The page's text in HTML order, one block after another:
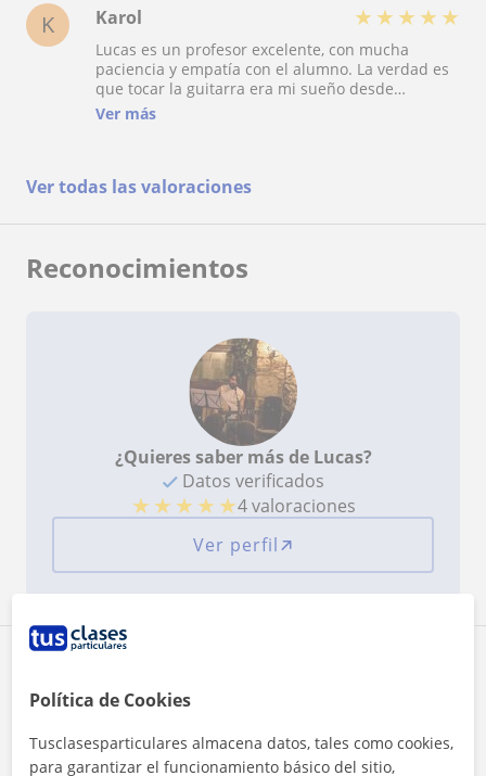
progresase rápidamente. Totalmente
K Karol ★ ★ ★ ★ ★
Lucas es un profesor excelente, con mucha
paciencia y empatía con el alumno. La verdad es
que tocar la guitarra era mi sueño desde
pequeña, pero nunca llegué a apuntarme a
el ciclo de peluquería y estética por las mañanas.
tiene flexibilidad horaria y es un profesor que se
exigente, tanto con el alumno como con él mismo.
En apenas un año he pasado de tocar smoke in
Ver más
Ver todas las valoraciones
Reconocimientos
¿Quieres saber más de Lucas?
Datos verificados
★ ★ ★ ★ ★4 valoraciones
Ver perfil
Santiago de Compostela
Política de Cookies
Tusclasesparticulares almacena datos, tales como cookies,
para garantizar el funcionamiento básico del sitio,